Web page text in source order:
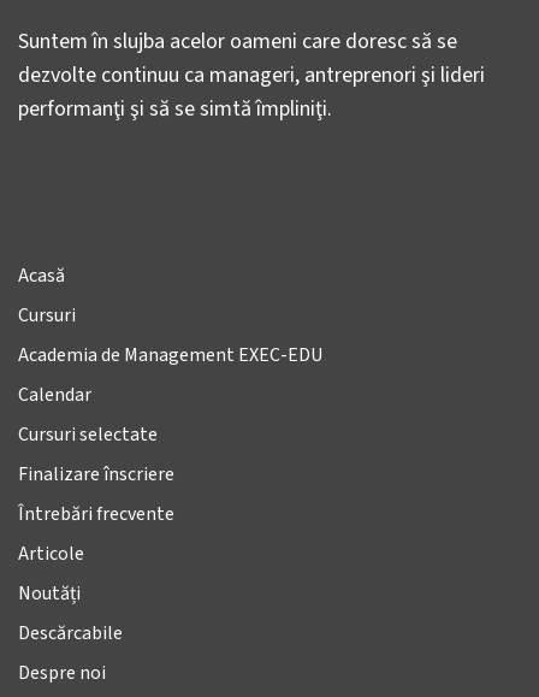
Suntem în slujba acelor oameni care doresc să se
dezvolte continuu ca manageri, antreprenori şi lideri
performanţi şi să se simtă împliniţi.
Acasă
Cursuri
Academia de Management EXEC-EDU
Calendar
Cursuri selectate
Finalizare înscriere
Întrebări frecvente
Articole
Noutăți
Descărcabile
Despre noi